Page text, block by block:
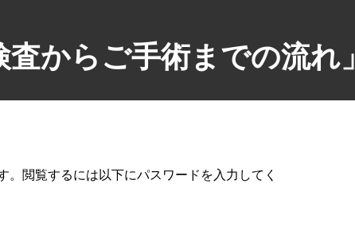
からご手術までの流れ」
閲覧するには以下にパスワードを入力してく